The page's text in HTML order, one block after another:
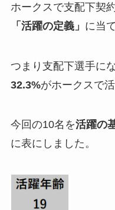
ホークスで支配下契
「活躍の定義」 に当
つまり支配下選手に
32.3%がホークスで活
今回の10名を活躍の
に表にしました。